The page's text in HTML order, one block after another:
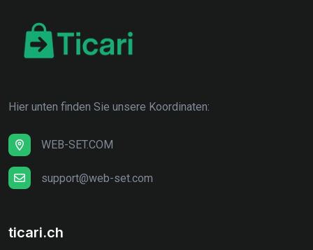
Hier unten finden Sie unsere Koordinaten:
WEB-SET.COM
support@web-set.com
ticari.ch